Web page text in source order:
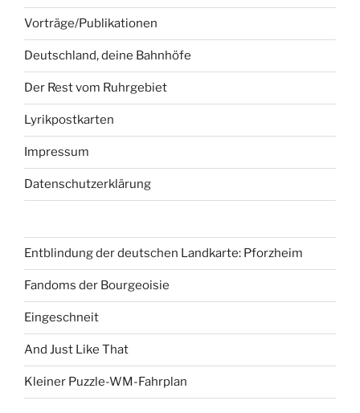
Vorträge/Publikationen
Deutschland, deine Bahnhöfe
Der Rest vom Ruhrgebiet
Lyrikpostkarten
Impressum
Datenschutzerklärung
Entblindung der deutschen Landkarte: Pforzheim
Fandoms der Bourgeoisie
Eingeschneit
And Just Like That
Kleiner Puzzle-WM-Fahrplan